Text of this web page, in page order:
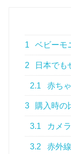
1 ベビーモ
2 日本でも
2.1 赤ち
3 購入時の
3.1 カメラ
3.2 赤外